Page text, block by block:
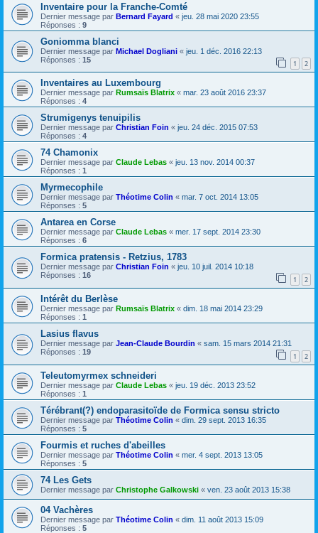
Inventaire pour la Franche-Comté
Dernier message par Bernard Fayard « jeu. 28 mai 2020 23:55
Réponses : 9
Goniomma blanci
Dernier message par Michael Dogliani « jeu. 1 déc. 2016 22:13
Réponses : 15 1 2
Inventaires au Luxembourg
Dernier message par Rumsaïs Blatrix « mar. 23 août 2016 23:37
Réponses : 4
Strumigenys tenuipilis
Dernier message par Christian Foin « jeu. 24 déc. 2015 07:53
Réponses : 4
74 Chamonix
Dernier message par Claude Lebas « jeu. 13 nov. 2014 00:37
Réponses : 1
Myrmecophile
Dernier message par Théotime Colin « mar. 7 oct. 2014 13:05
Réponses : 5
Antarea en Corse
Dernier message par Claude Lebas « mer. 17 sept. 2014 23:30
Réponses : 6
Formica pratensis - Retzius, 1783
Dernier message par Christian Foin « jeu. 10 juil. 2014 10:18
Réponses : 16 1 2
Intérêt du Berlèse
Dernier message par Rumsaïs Blatrix « dim. 18 mai 2014 23:29
Réponses : 1
Lasius flavus
Dernier message par Jean-Claude Bourdin « sam. 15 mars 2014 21:31
Réponses : 19 1 2
Teleutomyrmex schneideri
Dernier message par Claude Lebas « jeu. 19 déc. 2013 23:52
Réponses : 1
Térébrant(?) endoparasitoïde de Formica sensu stricto
Dernier message par Théotime Colin « dim. 29 sept. 2013 16:35
Réponses : 5
Fourmis et ruches d'abeilles
Dernier message par Théotime Colin « mer. 4 sept. 2013 13:05
Réponses : 5
74 Les Gets
Dernier message par Christophe Galkowski « ven. 23 août 2013 15:38
04 Vachères
Dernier message par Théotime Colin « dim. 11 août 2013 15:09
Réponses : 5